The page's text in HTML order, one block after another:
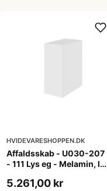
HVIDEVARESHOPPEN.DK
Affaldsskab - U030-207
- 111 Lys eg - Melamin, lys
5.261,00 kr